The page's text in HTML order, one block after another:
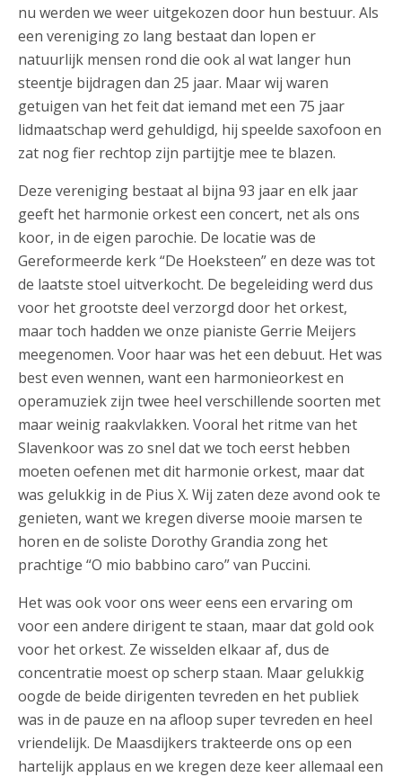
nu werden we weer uitgekozen door hun bestuur. Als
een vereniging zo lang bestaat dan lopen er
natuurlijk mensen rond die ook al wat langer hun
steentje bijdragen dan 25 jaar. Maar wij waren
getuigen van het feit dat iemand met een 75 jaar
lidmaatschap werd gehuldigd, hij speelde saxofoon en
zat nog fier rechtop zijn partijtje mee te blazen.
Deze vereniging bestaat al bijna 93 jaar en elk jaar
geeft het harmonie orkest een concert, net als ons
koor, in de eigen parochie. De locatie was de
Gereformeerde kerk “De Hoeksteen” en deze was tot
de laatste stoel uitverkocht. De begeleiding werd dus
voor het grootste deel verzorgd door het orkest,
maar toch hadden we onze pianiste Gerrie Meijers
meegenomen. Voor haar was het een debuut. Het was
best even wennen, want een harmonieorkest en
operamuziek zijn twee heel verschillende soorten met
maar weinig raakvlakken. Vooral het ritme van het
Slavenkoor was zo snel dat we toch eerst hebben
moeten oefenen met dit harmonie orkest, maar dat
was gelukkig in de Pius X. Wij zaten deze avond ook te
genieten, want we kregen diverse mooie marsen te
horen en de soliste Dorothy Grandia zong het
prachtige “O mio babbino caro” van Puccini.
Het was ook voor ons weer eens een ervaring om
voor een andere dirigent te staan, maar dat gold ook
voor het orkest. Ze wisselden elkaar af, dus de
concentratie moest op scherp staan. Maar gelukkig
oogde de beide dirigenten tevreden en het publiek
was in de pauze en na afloop super tevreden en heel
vriendelijk. De Maasdijkers trakteerde ons op een
hartelijk applaus en we kregen deze keer allemaal een